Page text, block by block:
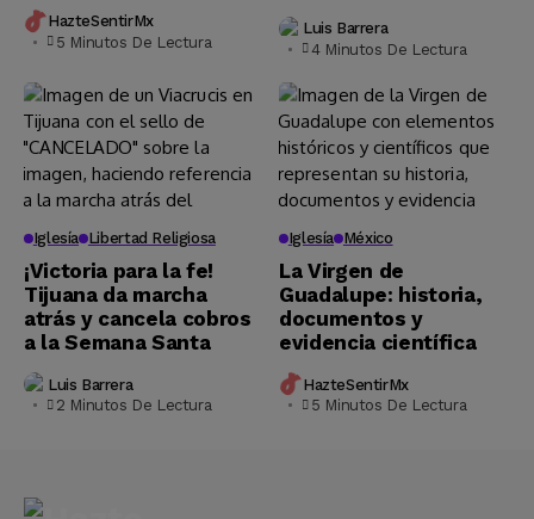
HazteSentirMx
5 Minutos De Lectura
Luis Barrera
4 Minutos De Lectura
Iglesía Libertad Religiosa
¡Victoria para la fe!
Tijuana da marcha
atrás y cancela cobros
a la Semana Santa
Luis Barrera
2 Minutos De Lectura
Iglesía México
La Virgen de
Guadalupe: historia,
documentos y
evidencia científica
HazteSentirMx
5 Minutos De Lectura